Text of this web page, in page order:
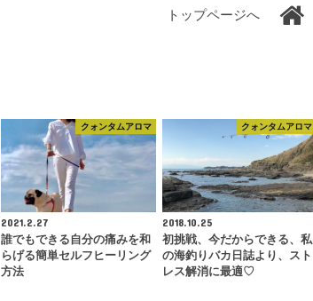
トップページへ
クォンタムアロマ
2021.2.27
誰でもできる自分の痛みを和
らげる簡単セルフヒーリング
方法
クォンタムアロマ
2018.10.25
初挑戦、今だからできる、私
の海釣りバカ日誌より、スト
レス解消に最適♡